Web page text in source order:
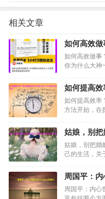
相关文章
如何高效做
能做好多事
如何高效做事
你为什么大神
如何提高效
个简单的方
如何提高效率
方法开始，在
你会匆匆吃完
的工作中，
姑娘，别把
经营好自己
姑娘，别把婚
己的生活，关
部，用智慧经
人。婚姻生
周国平：
周国平：内心